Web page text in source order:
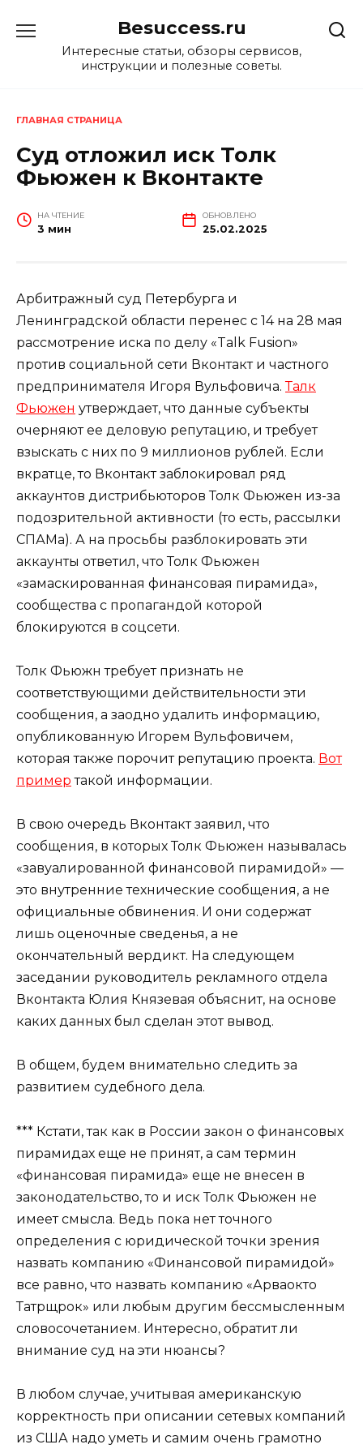
содержанию
Besuccess.ru
Интересные статьи, обзоры сервисов,
инструкции и полезные советы.
ГЛАВНАЯ СТРАНИЦА
Суд отложил иск Толк
Фьюжен к Вконтакте
НА ЧТЕНИЕ
3 мин
ОБНОВЛЕНО
25.02.2025
Арбитражный суд Петербурга и
Ленинградской области перенес с 14 на 28 мая
рассмотрение иска по делу «Talk Fusion»
против социальной сети Вконтакт и частного
предпринимателя Игоря Вульфовича.Талк
Фьюжен утверждает, что данные субъекты
очерняют ее деловую репутацию, и требует
взыскать с них по 9 миллионов рублей. Если
вкратце, то Вконтакт заблокировал ряд
аккаунтов дистрибьюторов Толк Фьюжен из-за
подозрительной активности (то есть, рассылки
СПАМа). А на просьбы разблокировать эти
аккаунты ответил, что Толк Фьюжен
«замаскированная финансовая пирамида»,
сообщества с пропагандой которой
блокируются в соцсети.
Толк Фьюжн требует признать не
соответствующими действительности эти
сообщения, а заодно удалить информацию,
опубликованную Игорем Вульфовичем,
которая также порочит репутацию проекта. Вот
пример такой информации.
В свою очередь Вконтакт заявил, что
сообщения, в которых Толк Фьюжен называлась
«завуалированной финансовой пирамидой» —
это внутренние технические сообщения, а не
официальные обвинения. И они содержат
лишь оценочные сведенья, а не
окончательный вердикт. На следующем
заседании руководитель рекламного отдела
Вконтакта Юлия Князевая объяснит, на основе
каких данных был сделан этот вывод.
В общем, будем внимательно следить за
развитием судебного дела.
*** Кстати, так как в России закон о финансовых
пирамидах еще не принят, а сам термин
«финансовая пирамида» еще не внесен в
законодательство, то и иск Толк Фьюжен не
имеет смысла. Ведь пока нет точного
определения с юридической точки зрения
назвать компанию «Финансовой пирамидой»
все равно, что назвать компанию «Арваокто
Татрщрок» или любым другим бессмысленным
словосочетанием. Интересно, обратит ли
внимание суд на эти нюансы?
В любом случае, учитывая американскую
корректность при описании сетевых компаний
из США надо уметь и самим очень грамотно